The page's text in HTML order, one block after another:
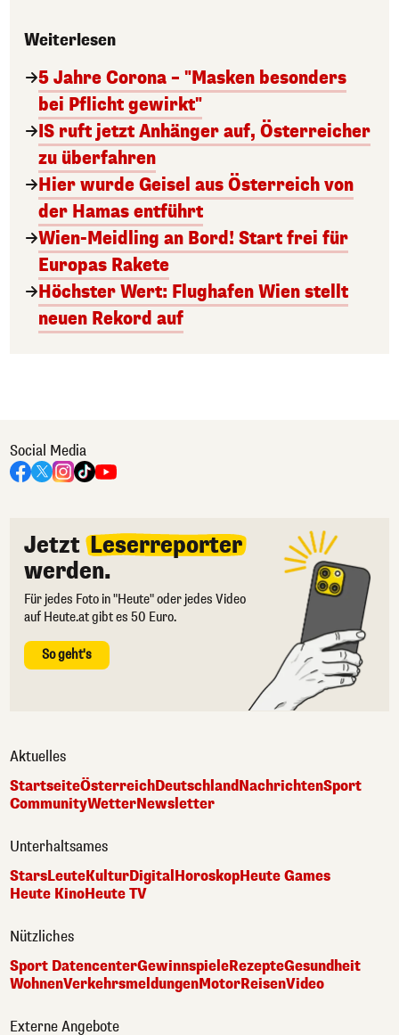
Weiterlesen
5 Jahre Corona – "Masken besonders
bei Pflicht gewirkt"
IS ruft jetzt Anhänger auf, Österreicher
zu überfahren
Hier wurde Geisel aus Österreich von
der Hamas entführt
Wien-Meidling an Bord! Start frei für
Europas Rakete
Höchster Wert: Flughafen Wien stellt
neuen Rekord auf
Social Media
Jetzt Leserreporter
werden.
Für jedes Foto in "Heute" oder jedes Video
auf Heute.at gibt es 50 Euro.
So geht's
Aktuelles
StartseiteÖsterreichDeutschlandNachrichtenSport
CommunityWetterNewsletter
Unterhaltsames
StarsLeuteKulturDigital HoroskopHeute Games
Heute KinoHeute TV
Nützliches
Sport DatencenterGewinnspieleRezepteGesundheit
WohnenVerkehrsmeldungenMotorReisenVideo
Externe Angebote